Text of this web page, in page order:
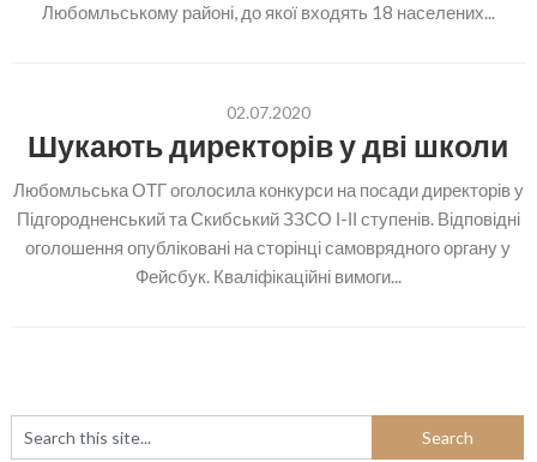
Любомльському районі, до якої входять 18 населених...
02.07.2020
Шукають директорів у дві школи
Любомльська ОТГ оголосила конкурси на посади директорів у
Підгородненський та Скибський ЗЗСО І-ІІ ступенів. Відповідні
оголошення опубліковані на сторінці самоврядного органу у
Фейсбук. Кваліфікаційні вимоги...